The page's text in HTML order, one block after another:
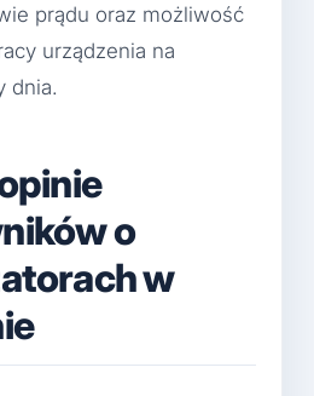
prądu oraz możliwość
urządzenia na
dnia.
o
w